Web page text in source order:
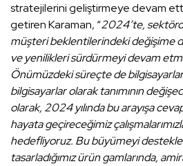
stratejilerini geliştirmeye devam
getiren Karaman, “2024’te,
müşteri beklentilerindeki değişime
ve yenilikleri sürdürmeyi devam
Önümüzdeki süreçte de
bilgisayarlar olarak tanımının
olarak, 2024 yılında bu arayışa
hayata geçireceğimiz
hedefliyoruz. Bu büyümeyi
tasarladığımız ürün gamlarında,